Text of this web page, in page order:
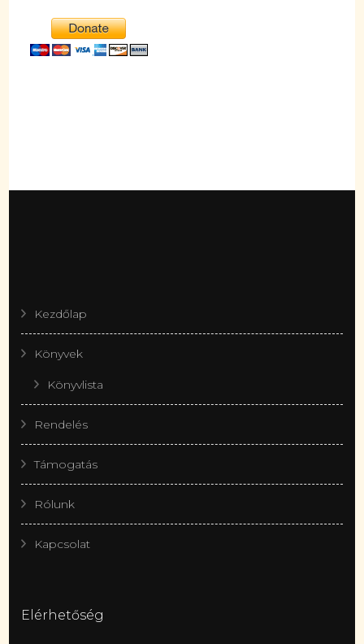
Kezdőlap
Könyvek
Könyvlista
Rendelés
Támogatás
Rólunk
Kapcsolat
Elérhetőség